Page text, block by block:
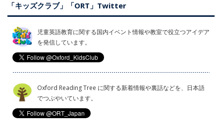
「キッズクラブ」「ORT」Twitter
児童英語教育に関する国内イベント情報や教室で役立つアイデア
を発信しています。
Oxford Reading Tree に関する新着情報や裏話などを、日本語
でつぶやいています。